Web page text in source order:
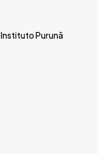
Instituto Purunã